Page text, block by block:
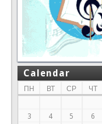
Calendar
ПН ВТ СР ЧТ
3
4 5 6